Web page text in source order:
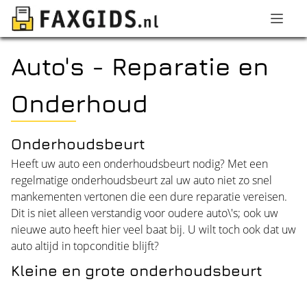
Auto's - Reparatie en
Onderhoud
Onderhoudsbeurt
Heeft uw auto een onderhoudsbeurt nodig? Met een
regelmatige onderhoudsbeurt zal uw auto niet zo snel
mankementen vertonen die een dure reparatie vereisen.
Dit is niet alleen verstandig voor oudere auto\'s; ook uw
nieuwe auto heeft hier veel baat bij. U wilt toch ook dat uw
auto altijd in topconditie blijft?
Kleine en grote onderhoudsbeurt